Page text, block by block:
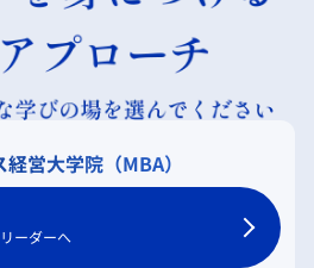
営大学院（MBA）
ーダーへ